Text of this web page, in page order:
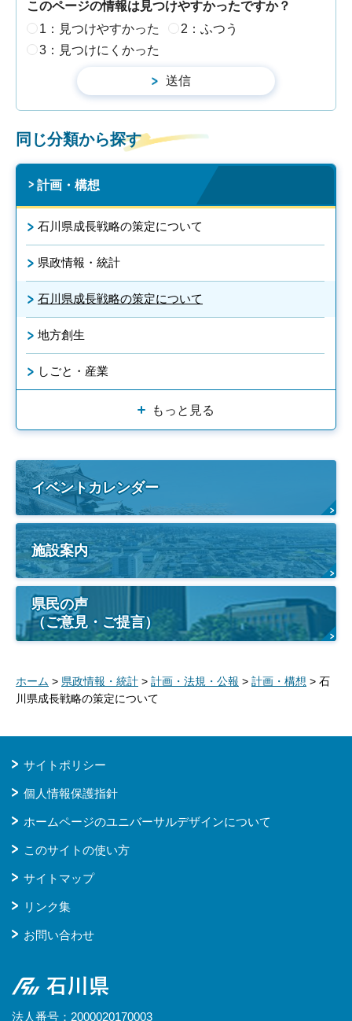
このページの情報は見つけやすかったですか？
1：見つけやすかった
2：ふつう
3：見つけにくかった
同じ分類から探す
計画・構想
石川県成長戦略の策定について
県政情報・統計
石川県成長戦略の策定について
地方創生
しごと・産業
もっと見る
イベントカレンダー
施設案内
県民の声
（ご意見・ご提言）
ホーム > 県政情報・統計 > 計画・法規・公報 > 計画・構想 > 石
川県成長戦略の策定について
サイトポリシー
個人情報保護指針
ホームページのユニバーサルデザインについて
このサイトの使い方
サイトマップ
リンク集
お問い合わせ
石川県
法人番号：2000020170003